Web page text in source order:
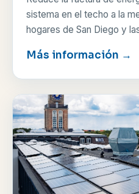
sistema en el techo a la
hogares de San Diego y
Más información →